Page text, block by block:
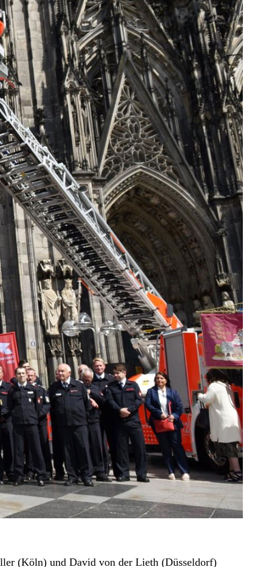
(Köln) und David von der Lieth (Düsseldorf)